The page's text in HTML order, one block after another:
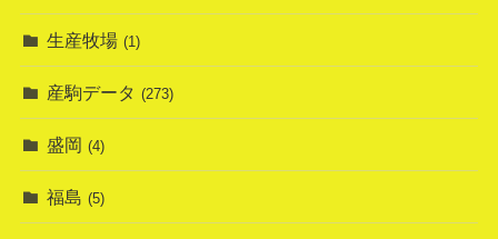
生産牧場 (1)
産駒データ (273)
盛岡 (4)
福島 (5)